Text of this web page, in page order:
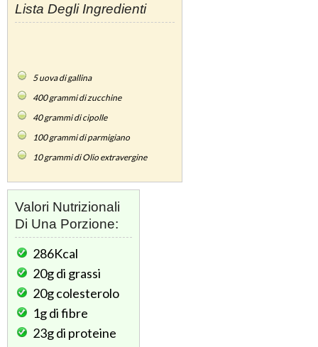
Lista Degli Ingredienti
5uova di gallina
400grammi di zucchine
40grammi di cipolle
100grammi di parmigiano
10grammi di Olio extravergine
Valori Nutrizionali
Di Una Porzione:
286Kcal
20gdi grassi
20gcolesterolo
1gdi fibre
23gdi proteine